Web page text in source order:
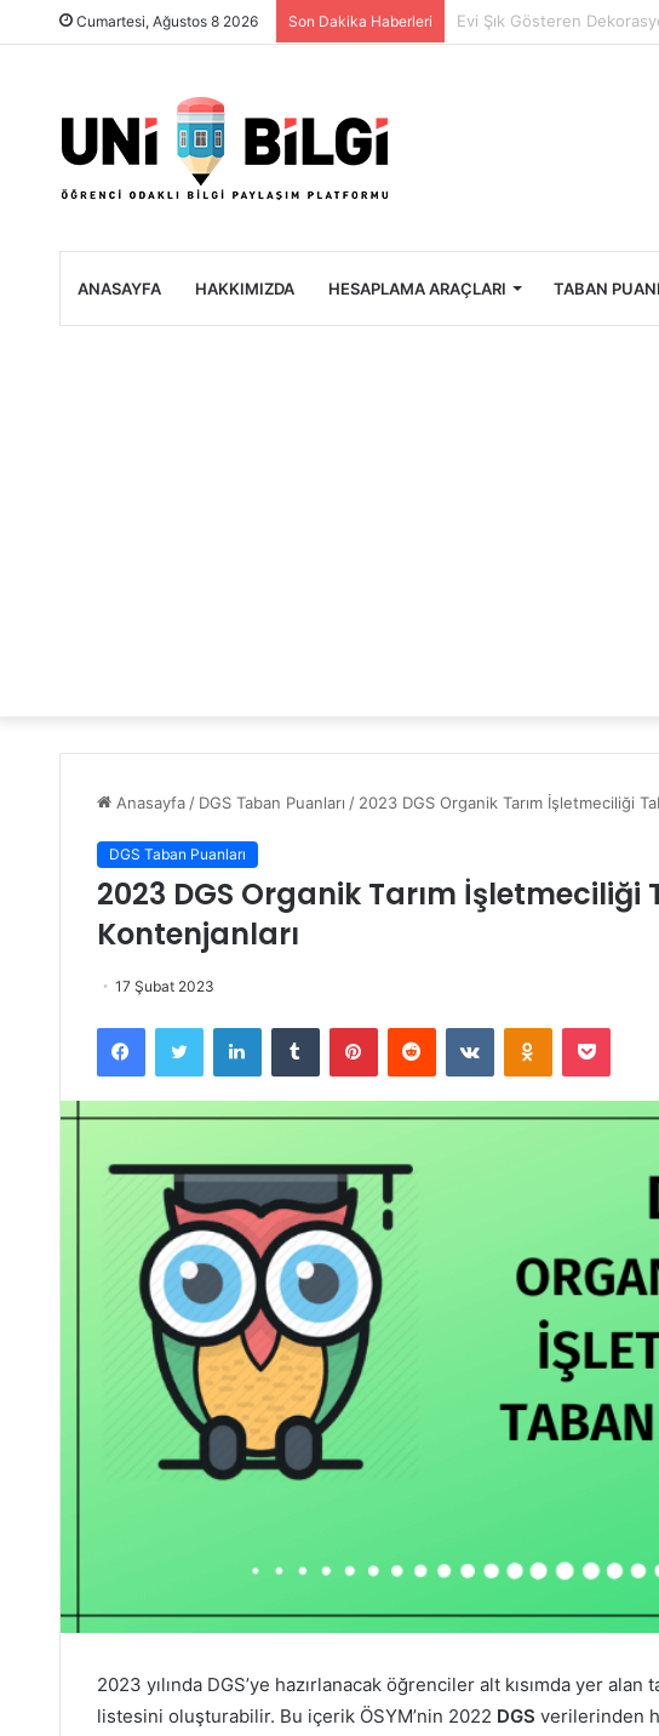
Cumartesi, Ağustos 8 2026 Son Dakika Haberleri Üniversite Öğrencileri İçin
ANASAYFA HAKKIMIZDA HESAPLAMA ARAÇLARI TABAN
Anasayfa / DGS Taban Puanları / 2023 DGS Organik Tarım İşletmeciliği
DGS Taban Puanları
2023 DGS Organik Tarım İşletmeciliği
Kontenjanları
17 Şubat 2023
Facebook Twitter LinkedIn Tumblr Pinterest Reddit VKontakte Odnoklassniki Pocket
2023 yılında DGS’ye hazırlanacak öğrenciler alt kısımda yer
listesini oluşturabilir. Bu içerik ÖSYM’nin 2022 DGS verilerinden